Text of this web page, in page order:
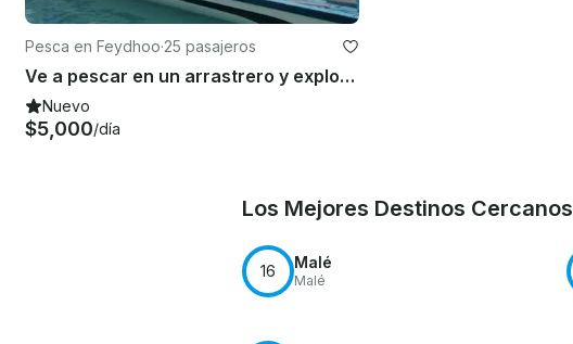
Pesca en Feydhoo·25 pasajeros
Ve a pescar en un arrastrero y explora las aguas de la ciudad de Addu, Maldivas
Nuevo
$5,000/día
Los Mejores Destinos Cercanos
16 Malé
Malé